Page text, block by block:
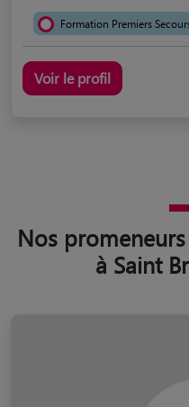
Formation Premiers
Voir le profil
Nos
à Saint